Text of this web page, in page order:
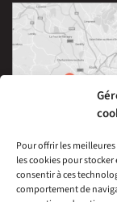
Pour offrir les
les cookies pour
consentir à ces
comportement de
33 Avenue Edouard
69290 Craponne,